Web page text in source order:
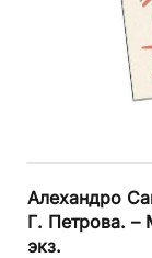
Алехандро
Г. Петрова. –
экз.